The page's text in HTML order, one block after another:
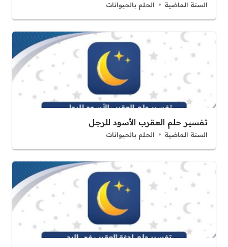
السنة الماضية الحلم بالحيوانات
تفسير حلم العقرب الأسود للرجل
السنة الماضية الحلم بالحيوانات